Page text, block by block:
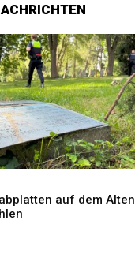
auf dem Alten